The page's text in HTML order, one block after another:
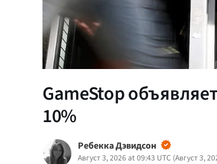
GameStop
10%
Ребекка Дэвидсон
Август 3, 2026 at 09:43 UTC (Август 3,